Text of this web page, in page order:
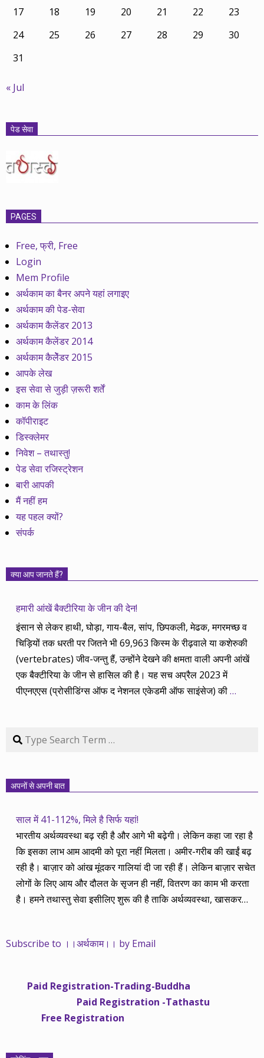
17 18 19 20 21 22
23
24
25 26 27 28 29
30
31
« Jul
पेड सेवा
PAGES
Free, फ्री, Free
Login
Mem Profile
अर्थकाम का बैनर अपने यहां लगाइए
अर्थकाम की पेड-सेवा
अर्थकाम कैलेंडर 2013
अर्थकाम कैलेंडर 2014
अर्थकाम कैलेेंडर 2015
आपके लेख
इस सेवा से जुड़ी ज़रूरी शर्तें
काम के लिंक
कॉपीराइट
डिस्क्लेमर
निवेश – तथास्तु!
पेड सेवा रजिस्ट्रेशन
बारी आपकी
मैं नहीं हम
यह पहल क्यों?
संपर्क
क्या आप जानते हैं?
हमारी आंखें बैक्टीरिया के जीन की देन!
इंसान से लेकर हाथी, घोड़ा, गाय-बैल, सांप, छिपकली, मेढक, मगरमच्छ व
चिड़ियों तक धरती पर जितने भी 69,963 किस्म के रीढ़वाले या कशेरुकी
(vertebrates) जीव-जन्तु हैं, उन्होंने देखने की क्षमता वाली अपनी आंखें
एक बैक्टीरिया के जीन से हासिल की है। यह सच अप्रैल 2023 में
पीएनएएस (प्रोसीडिंग्स ऑफ द नेशनल एकेडमी ऑफ साइंसेज) की…
Search
अपनों से अपनी बात
साल में 41-112%, मिले है सिर्फ यहां!
भारतीय अर्थव्यवस्था बढ़ रही है और आगे भी बढ़ेगी। लेकिन कहा जा रहा है
कि इसका लाभ आम आदमी को पूरा नहीं मिलता। अमीर-गरीब की खाईं बढ़
रही है। बाज़ार को आंख मूंदकर गालियां दी जा रही हैं। लेकिन बाज़ार सचेत
लोगों के लिए आय और दौलत के सृजन ही नहीं, वितरण का काम भी करता
है। हमने तथास्तु सेवा इसीलिए शुरू की है ताकि अर्थव्यवस्था, खासकर
महंगाई की दर 10 प्रतिशत से ऊपर रहती है। वे भागकर जाते हैं सोने और
साढ़े चार सालों से अर्थकाम से जुड़े हैं, वे हमारी ईमानदारी और सत्यनिष्ठा से
भलीभांति वाकिफ हैं। शुरू में हम भी कच्चे थे तो बाज़ार के उस्तादों के जाल
में फंस गए। गलतियां कीं। लेकिन जैसे ही समझ में आया, खटाक से उनसे
Subscribe to ।।अर्थकाम।। by Email
Paid Registration-Trading-Buddha
Paid Registration -Tathastu
Free Registration